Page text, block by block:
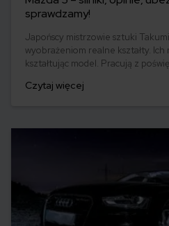
sprawdzamy!
Japońscy mistrzowie sztuki
wyobrażeniom realne kształty. Ich
kształtując model. Pracują z
charakter. Przenieśliśmy się na
Czytaj więcej